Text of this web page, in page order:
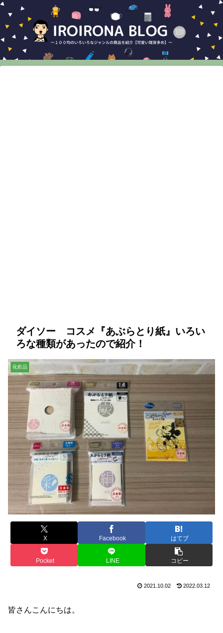
ダイソー コスメ『あぶらとり紙』いろい
ろな種類があったので紹介！
化粧品
X Facebook はてブ
Pocket LINE コピー
2021.10.02 2022.03.12
皆さんこんにちは。